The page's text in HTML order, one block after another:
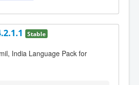
Stable
India Language Pack for